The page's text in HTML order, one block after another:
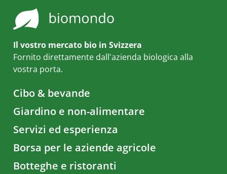
Il vostro mercato bio in Svizzera
Fornito direttamente dall'azienda biologica alla
vostra porta.
Cibo & bevande
Giardino e non-alimentare
Servizi ed esperienza
Borsa per le aziende agricole
Botteghe e ristoranti